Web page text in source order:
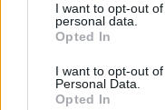
I want to opt-out
personal data.
Opted In
I want to opt-out
Personal Data.
Opted In